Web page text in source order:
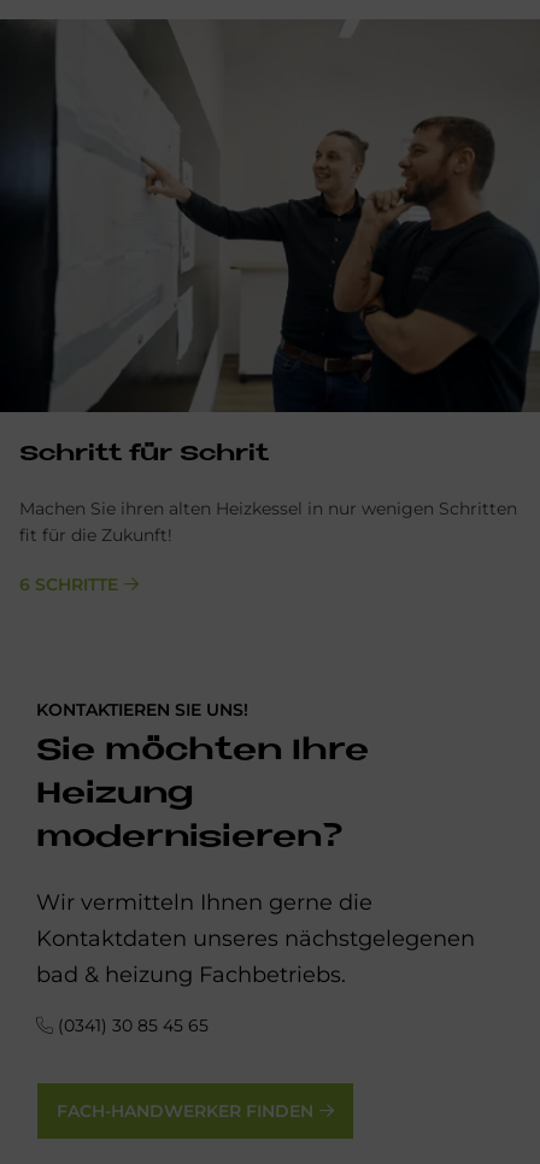
Schritt für Schrit
Machen Sie ihren alten Heizkessel in nur wenigen Schritten
fit für die Zukunft!
6 SCHRITTE
KONTAKTIEREN SIE UNS!
Sie möchten Ihre
Heizung
modernisieren?
Wir vermitteln Ihnen gerne die
Kontaktdaten unseres nächstgelegenen
bad & heizung Fachbetriebs.
(0341) 30 85 45 65
FACH-HANDWERKER FINDEN